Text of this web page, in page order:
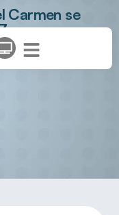
Carmen se